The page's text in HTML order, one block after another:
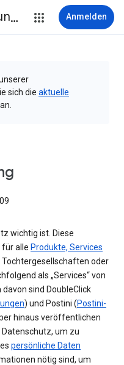
Datenschutzerklärung & Nutzungsbedingungen Anmelden
sich die aktuelle
an.
wichtig ist. Diese
alle Produkte, Services
Tochtergesellschaften oder
als „Services“ von
sind DoubleClick
) und Postini (Postini-
hinaus veröffentlichen
um zu
persönliche Daten
nötig sind, um